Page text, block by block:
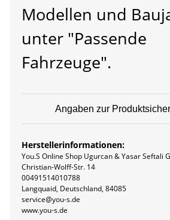
Modellen und
unter "Passende
Fahrzeuge".
Angaben zur
Herstellerinformationen:
You.S Online Shop Ugurcan & Yasar Seftali
Christian-Wolff-Str. 14
00491514010788
Langquaid, Deutschland, 84085
service@you-s.de
www.you-s.de